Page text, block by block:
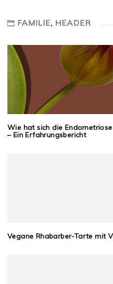
FAMILIE, HEADER
Wie hat sich die
– Ein Erfahrungsbericht
Vegane Rhabarber-Tarte mit